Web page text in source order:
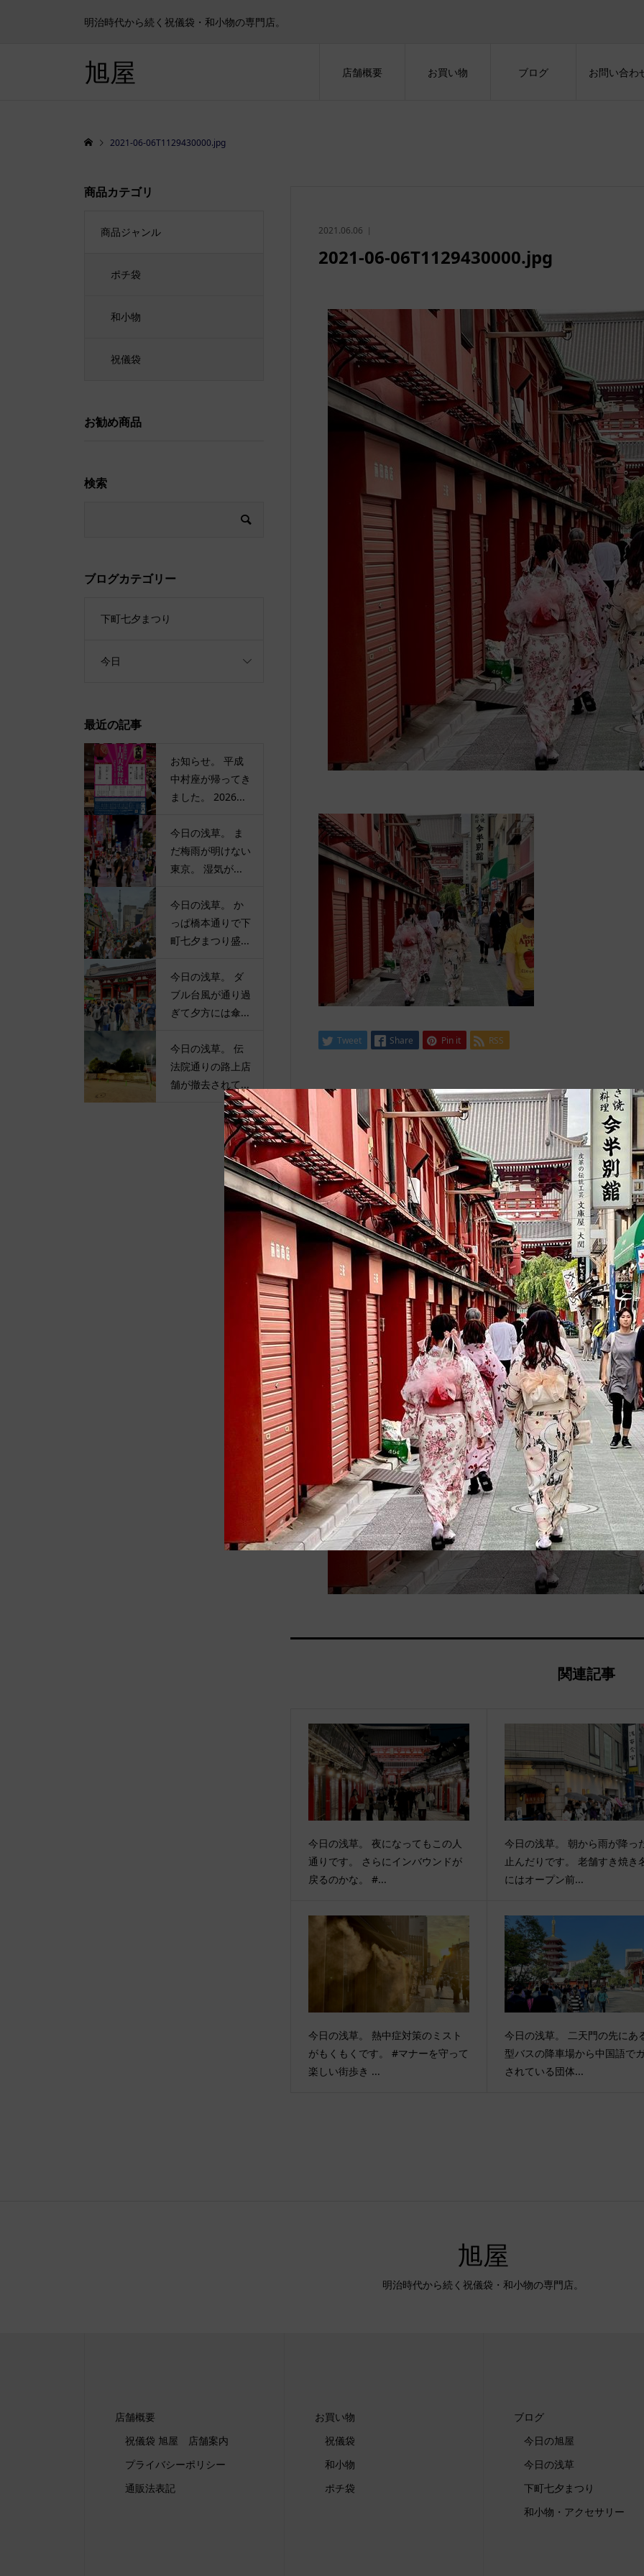
明治時代から続く祝儀袋・和小物の専門店。
旭屋 店舗概要 お買い物 ブログ お問い合わ
2021-06-06T1129430000.jpg
2021.06.06
2021-06-06T1129430000.jpg
Tweet Share Pin it RSS
関連記事
今日の浅草。 夜になってもこの人
通りです。 さらにインバウンドが
戻るのかな。 #...
今日の浅草。 朝から雨が降っ
止んだりです。 老舗すき焼き
にはオープン前...
今日の浅草。 熱中症対策のミスト
がもくもくです。 #マナーを守って
楽しい街歩き ...
今日の浅草。 二天門の先にあ
型バスの降車場から中国語で
されている団体...
商品カテゴリ
商品ジャンル
ポチ袋
和小物
祝儀袋
お勧め商品
検索
ブログカテゴリー
下町七夕まつり
今日
最近の記事
お知らせ。 平成
中村座が帰ってき
ました。 2026...
今日の浅草。 ま
だ梅雨が明けない
東京。 湿気が...
今日の浅草。 か
っぱ橋本通りで下
町七夕まつり盛...
今日の浅草。 ダ
ブル台風が通り過
ぎて夕方には傘...
今日の浅草。 伝
法院通りの路上店
舗が撤去されて...
旭屋
明治時代から続く祝儀袋・和小物の専門店。
店舗概要
祝儀袋 旭屋 店舗案内
プライバシーポリシー
通販法表記
お買い物
祝儀袋
和小物
ポチ袋
ブログ
今日の旭屋
今日の浅草
下町七夕まつり
和小物・アクセサリー